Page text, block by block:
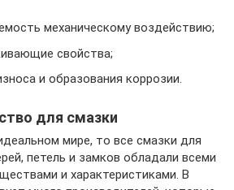
механическому воздействию;
свойства;
и образования коррозии.
для смазки
мире, то все смазки для
петель и замков обладали всеми
и характеристиками. В